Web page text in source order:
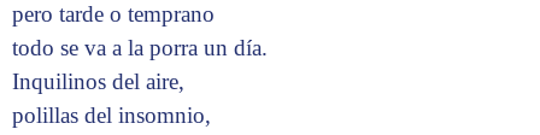
pero tarde o temprano
todo se va a la porra un día.
Inquilinos del aire,
polillas del insomnio,